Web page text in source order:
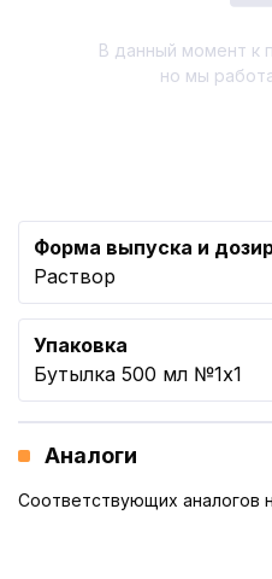
В данный момент к
но мы
Форма выпуска и
Раствор
Упаковка
Бутылка 500 мл №1x1
Аналоги
Соответствующих аналогов